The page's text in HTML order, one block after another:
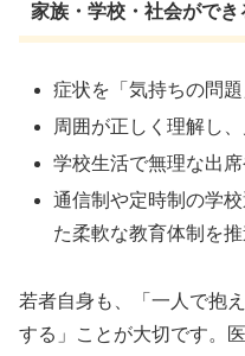
家族・学校・社会ができ
症状を「気持ちの問
周囲が正しく理解し
学校生活で無理な出
通信制や定時制の学
た柔軟な教育体制を
若者自身も、「一人で抱
する」ことが大切です。